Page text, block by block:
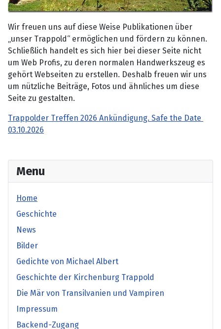
Menu
Home
Geschichte
News
Bilder
Gedichte von Michael Albert
Geschichte der Kirchenburg Trappold
Die Mär von Transilvanien und Vampiren
Impressum
Backend-Zugang
Wir freuen uns auf diese Weise Publikationen über
„unser Trappold“ ermöglichen und fördern zu können.
Schließlich handelt es sich hier bei dieser Seite nicht
um Web Profis, zu deren normalen Handwerkszeug es
gehört Webseiten zu erstellen. Deshalb freuen wir uns
um nützliche Beiträge, Fotos und ähnliches um diese
Seite zu gestalten.
Trappolder Treffen 2026 Ankündigung. Safe the Date
03.10.2026